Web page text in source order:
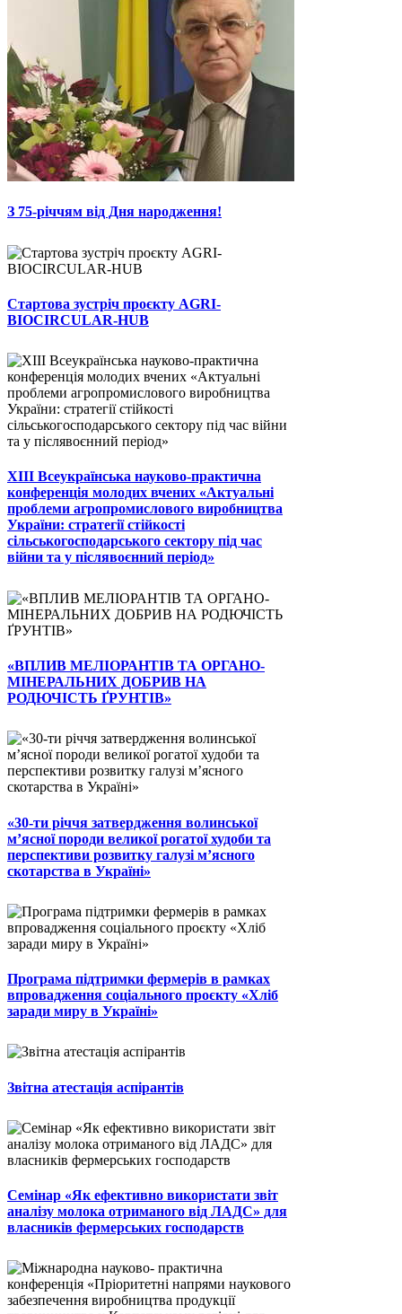
З 75-річчям від Дня народження!
Стартова зустріч проєкту AGRI-
BIOCIRCULAR-HUB
ХІІІ Всеукраїнська науково-практична
конференція молодих вчених «Актуальні
проблеми агропромислового виробництва
України: стратегії стійкості
сільськогосподарського сектору під час
війни та у післявоєнний період»
«ВПЛИВ МЕЛІОРАНТІВ ТА ОРГАНО-
МІНЕРАЛЬНИХ ДОБРИВ НА
РОДЮЧІСТЬ ҐРУНТІВ»
«30-ти річчя затвердження волинської
м’ясної породи великої рогатої худоби та
перспективи розвитку галузі м’ясного
скотарства в Україні»
Програма підтримки фермерів в рамках
впровадження соціального проєкту «Хліб
заради миру в Україні»
Звітна атестація аспірантів
Семінар «Як ефективно використати звіт
аналізу молока отриманого від ЛАДС» для
власників фермерських господарств